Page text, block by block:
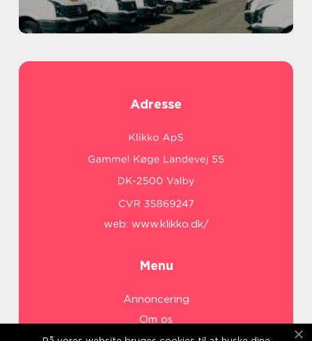
Adresse
web: www.klikko.dk/
Menu
Annoncering
Om os